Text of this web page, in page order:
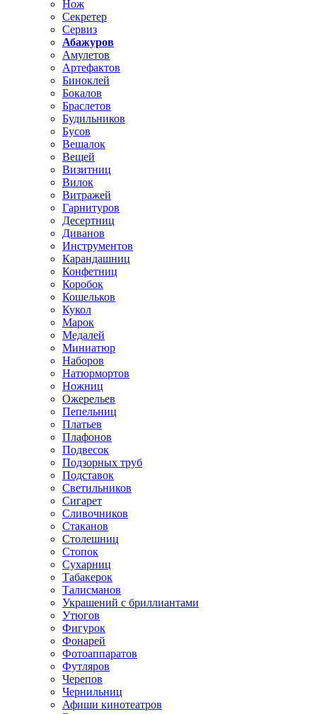
Нож
Секретер
Сервиз
Абажуров
Амулетов
Артефактов
Биноклей
Бокалов
Браслетов
Будильников
Бусов
Вешалок
Вещей
Визитниц
Вилок
Витражей
Гарнитуров
Десертниц
Диванов
Инструментов
Карандашниц
Конфетниц
Коробок
Кошельков
Кукол
Марок
Медалей
Миниатюр
Наборов
Натюрмортов
Ножниц
Ожерельев
Пепельниц
Платьев
Плафонов
Подвесок
Подзорных труб
Подставок
Светильников
Сигарет
Сливочников
Стаканов
Столешниц
Стопок
Сухарниц
Табакерок
Талисманов
Украшений с бриллиантами
Утюгов
Фигурок
Фонарей
Фотоаппаратов
Футляров
Черепов
Чернильниц
Афиши кинотеатров